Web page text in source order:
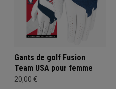
Gants de golf Fusion
Team USA pour femme
20,00 €